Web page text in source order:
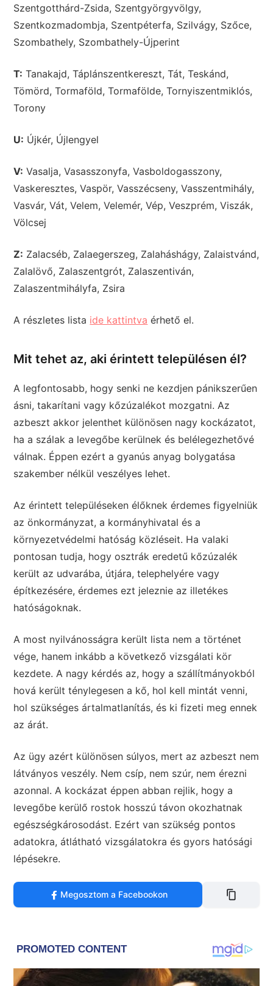
Szentgotthárd-Zsida, Szentgyörgyvölgy,
Szentkozmadombja, Szentpéterfa, Szilvágy, Szőce,
Szombathely, Szombathely-Újperint
T: Tanakajd, Táplánszentkereszt, Tát, Teskánd,
Tömörd, Tormaföld, Tormafölde, Tornyiszentmiklós,
Torony
U: Újkér, Újlengyel
V: Vasalja, Vasasszonyfa, Vasboldogasszony,
Vaskeresztes, Vaspör, Vasszécseny, Vasszentmihály,
Vasvár, Vát, Velem, Velemér, Vép, Veszprém, Viszák,
Völcsej
Z: Zalacséb, Zalaegerszeg, Zalaháshágy, Zalaistvánd,
Zalalövő, Zalaszentgrót, Zalaszentiván,
Zalaszentmihályfa, Zsira
A részletes lista ide kattintva érhető el.
Mit tehet az, aki érintett településen él?
A legfontosabb, hogy senki ne kezdjen pánikszerűen
ásni, takarítani vagy kőzúzalékot mozgatni. Az
azbeszt akkor jelenthet különösen nagy kockázatot,
ha a szálak a levegőbe kerülnek és belélegezhetővé
válnak. Éppen ezért a gyanús anyag bolygatása
szakember nélkül veszélyes lehet.
Az érintett településeken élőknek érdemes figyelniük
az önkormányzat, a kormányhivatal és a
környezetvédelmi hatóság közléseit. Ha valaki
pontosan tudja, hogy osztrák eredetű kőzúzalék
került az udvarába, útjára, telephelyére vagy
építkezésére, érdemes ezt jeleznie az illetékes
hatóságoknak.
A most nyilvánosságra került lista nem a történet
vége, hanem inkább a következő vizsgálati kör
kezdete. A nagy kérdés az, hogy a szállítmányokból
hová került ténylegesen a kő, hol kell mintát venni,
hol szükséges ártalmatlanítás, és ki fizeti meg ennek
az árát.
Az ügy azért különösen súlyos, mert az azbeszt nem
látványos veszély. Nem csíp, nem szúr, nem érezni
azonnal. A kockázat éppen abban rejlik, hogy a
levegőbe kerülő rostok hosszú távon okozhatnak
egészségkárosodást. Ezért van szükség pontos
adatokra, átlátható vizsgálatokra és gyors hatósági
lépésekre.
Megosztom a Facebookon